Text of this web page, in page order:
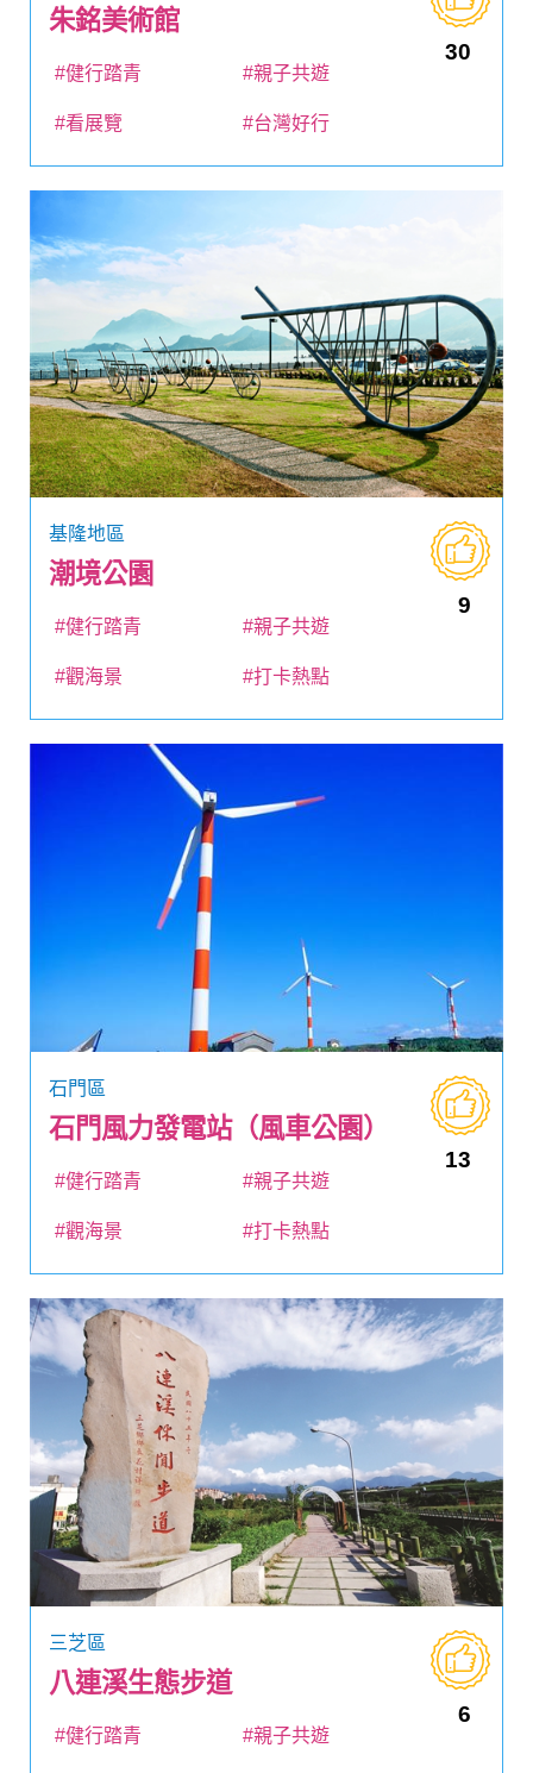
朱銘美術館
30
#健行踏青 #親子共遊
#看展覽 #台灣好行
基隆地區
潮境公園
9
#健行踏青 #親子共遊
#觀海景 #打卡熱點
石門區
石門風力發電站（風車公園）
13
#健行踏青 #親子共遊
#觀海景 #打卡熱點
三芝區
八連溪生態步道
6
#健行踏青 #親子共遊